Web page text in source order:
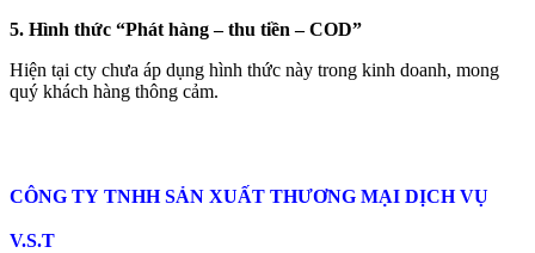
5. Hình thức “Phát hàng – thu tiền – COD”
Hiện tại cty chưa áp dụng hình thức này trong kinh doanh, mong
quý khách hàng thông cảm.
CÔNG TY TNHH SẢN XUẤT THƯƠNG MẠI DỊCH VỤ
V.S.T